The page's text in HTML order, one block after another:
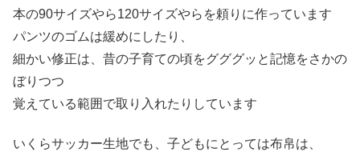
本の90サイズやら120サイズやらを頼りに作っています
パンツのゴムは緩めにしたり、
細かい修正は、昔の子育ての頃をグググッと記憶をさかの
ぼりつつ
覚えている範囲で取り入れたりしています
いくらサッカー生地でも、子どもにとっては布帛は、